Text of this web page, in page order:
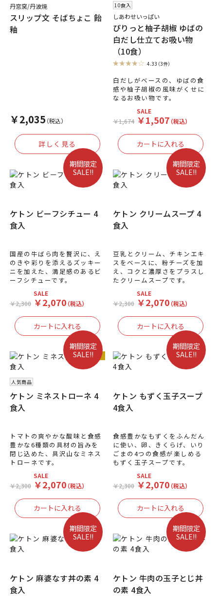
丹窓窯/丹波焼
スリップ文 そばちょこ 飴
釉
￥2,035（税込）
詳しく見る
10食入
しあわせいっぱい
ぴりっと柚子胡椒 ゆばの
白だし仕立てお吸い物
（10食）
4.33（3件）
白だしがベースの、ゆばの食
感や柚子胡椒の風味がくせに
なるお吸い物です。
￥1,674
SALE
￥1,507（税込）
期間限定
SALE!!
ケトン ビーフシチュー 4
食入
国産の牛ばら肉を贅沢に、え
のきや彩りを添えるズッキー
ニを加えた、満足感のあるビ
ーフシチューです。
￥2,300
SALE
￥2,070（税込）
期間限定
SALE!!
ケトン クリームスープ 4
食入
豆乳とクリーム、チキンエキ
スをベースに、粉チーズを加
え、コクと濃厚さをプラスし
たクリームスープです。
￥2,300
SALE
￥2,070（税込）
人気商品
期間限定
SALE!!
人気商品
ケトン ミネストローネ 4
食入
トマトの爽やかな酸味と食感
豊かな6種類の具材の旨みを
閉じ込めた、具沢山なミネス
トローネです。
￥2,300
SALE
￥2,070（税込）
期間限定
SALE!!
ケトン もずく玉子スープ
4食入
食感豊かなもずくをふんだん
に使い、卵、きくらげ、いり
ごまの4つの食感が楽しめる
もずく玉子スープです。
￥2,300
SALE
￥2,070（税込）
期間限定
SALE!!
ケトン 麻婆なす丼の素 4
食入
期間限定
SALE!!
ケトン 牛肉の玉子とじ丼
の素 4食入